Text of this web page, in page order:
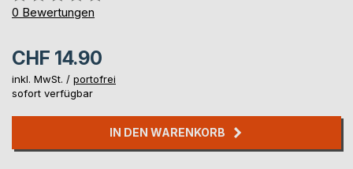
0%
0 Bewertungen
CHF 14.90
inkl. MwSt. / portofrei
sofort verfügbar
IN DEN WARENKORB